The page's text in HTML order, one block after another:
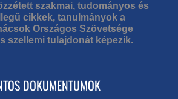
szakmai, tudományos és
cikkek, tanulmányok a
Országos Szövetsége
szellemi tulajdonát képezik.
DOKUMENTUMOK